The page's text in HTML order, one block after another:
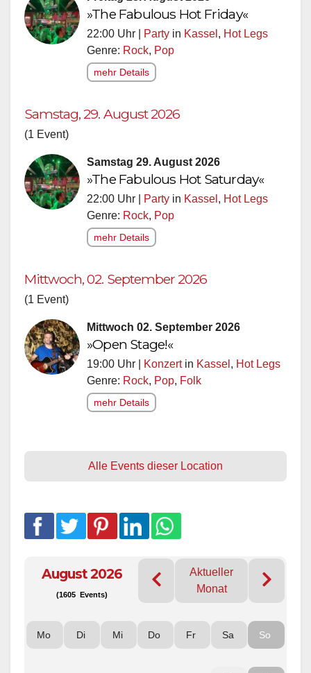
»The Fabulous Hot Friday«
22:00 Uhr | Party in Kassel , Hot Legs
Genre: Rock, Pop
mehr Details
Samstag, 29. August 2026
(1 Event)
Samstag 29. August 2026
»The Fabulous Hot Saturday«
22:00 Uhr | Party in Kassel , Hot Legs
Genre: Rock, Pop
mehr Details
Mittwoch, 02. September 2026
(1 Event)
Mittwoch 02. September 2026
»Open Stage!«
19:00 Uhr | Konzertin Kassel , Hot Legs
Genre: Rock, Pop, Folk
mehr Details
Alle Events dieser Location
August 2026
(1605 Events)
Aktueller
Monat
Mo Di Mi Do Fr Sa So